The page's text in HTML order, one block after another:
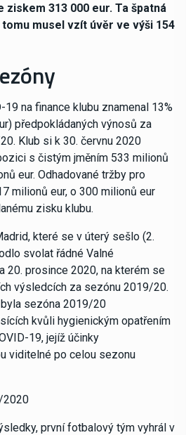
313 000 eur. Ta špatná
musel vzít úvěr ve výši 154
na finance klubu znamenal 13%
předpokládaných výnosů za
Klub si k 30. červnu 2020
s čistým jměním 533 milionů
eur. Odhadované tržby pro
milionů eur, o 300 milionů eur
zisku klubu.
které se v úterý sešlo (2.
svolat řádné Valné
20. prosince 2020, na kterém se
výsledcích za sezónu 2019/20.
sezóna 2019/20
kvůli hygienickým opatřením
19, jejíž účinky
viditelné po celou sezonu
první fotbalový tým vyhrál v